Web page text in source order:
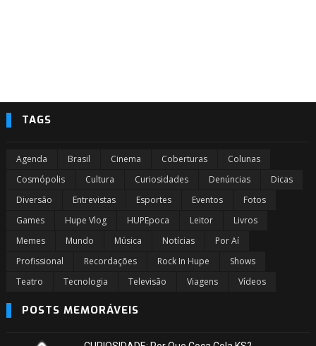
TAGS
Agenda Brasil Cinema Coberturas
Colunas
Cosmópolis
Cultura Curiosidades Denúncias
Dicas
Diversão
Entrevistas Esportes Eventos
Fotos
Games
Hupe Vlog HUPEpoca Leitor
Livros
Memes
Mundo Música Notícias
Por Aí
Profissional
Recordações Rock In Hupe
Shows
Teatro
Tecnologia Televisão Viagens Vídeos
POSTS MEMORÁVEIS